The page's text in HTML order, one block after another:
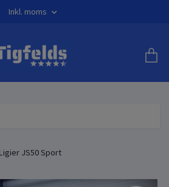
Inkl. moms
Ligier JS50 Sport